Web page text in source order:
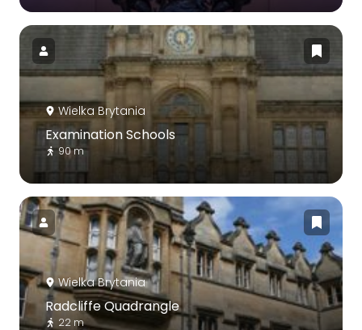
Wielka Brytania
Examination Schools
90 m
Wielka Brytania
Radcliffe Quadrangle
22 m